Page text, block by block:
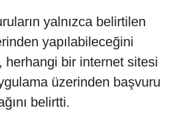
yalnızca belirtilen
yapılabileceğini
herhangi bir internet sitesi
üzerinden başvuru
belirtti.